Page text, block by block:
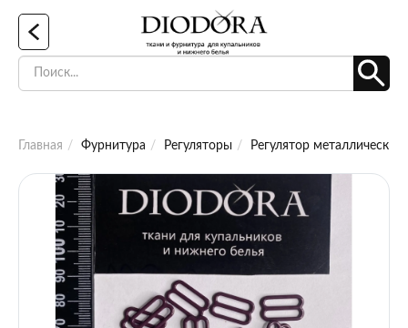
Главная Фурнитура Регуляторы Регулятор